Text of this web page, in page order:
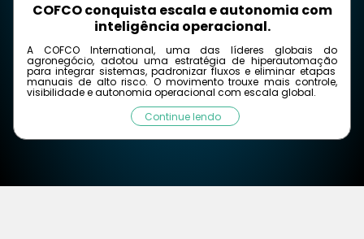
COFCO conquista escala e autonomia com
inteligência operacional.
A COFCO International, uma das líderes globais do
agronegócio, adotou uma estratégia de hiperautomação
para integrar sistemas, padronizar fluxos e eliminar etapas
manuais de alto risco.O movimento trouxe mais controle,
visibilidade e autonomia operacional com escala global.
Continue lendo